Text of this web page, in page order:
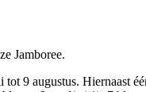
Jamboree.
9 augustus. Hiernaast